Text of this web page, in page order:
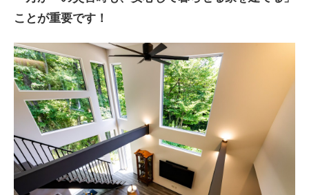
ことが重要です！